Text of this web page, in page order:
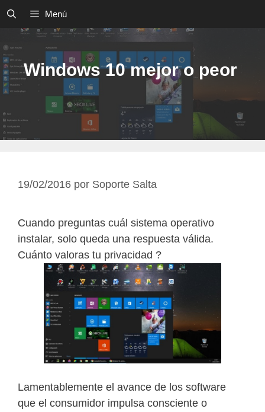
Saltar
contenido
Menú
Windows 10 mejor o peor
19/02/2016 por Soporte Salta
Cuando preguntas cuál sistema operativo
instalar, solo queda una respuesta válida.
Cuánto valoras tu privacidad ?
Lamentablemente el avance de los software
que el consumidor impulsa consciente o